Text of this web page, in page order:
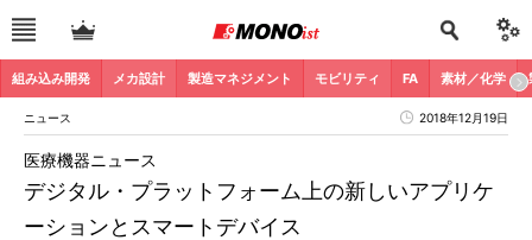
組み込み開発 メカ設計 製造マネジメント モビリティ FA 素材／化学
ニュース 2018年12月19日
デジタル・プラットフォーム上の新しいアプリケ
ーションとスマートデバイス
医療機器ニュース